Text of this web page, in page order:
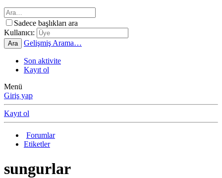
Sadece başlıkları ara
Kullanıcı:
Ara Gelişmiş Arama…
Son aktivite
Kayıt ol
Menü
Giriş yap
Kayıt ol
Forumlar
Etiketler
sungurlar